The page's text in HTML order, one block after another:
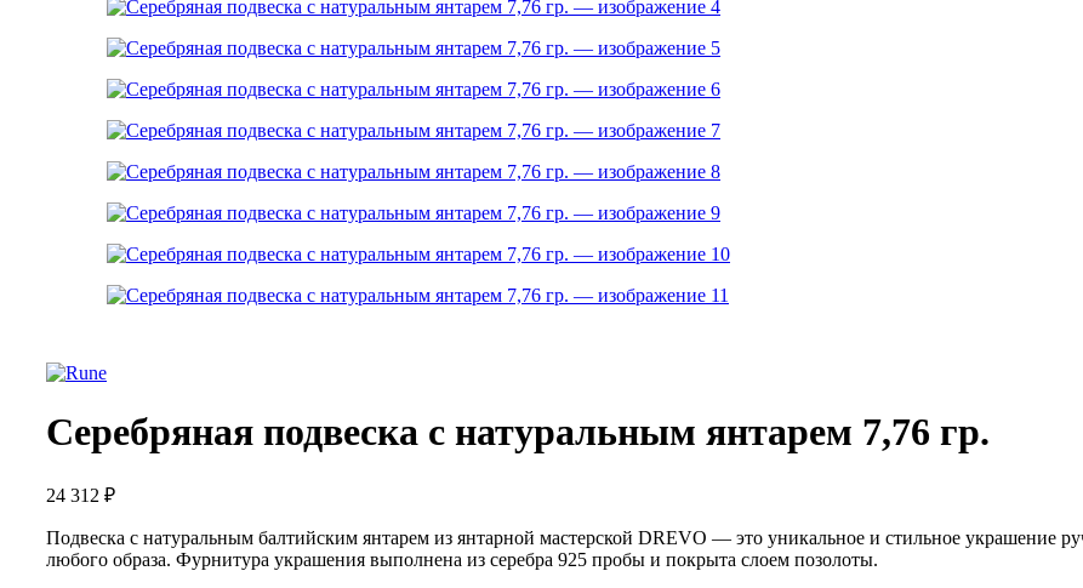
Серебряная подвеска с натуральным янтарем 7,76 гр.
24 312 ₽
Подвеска с натуральным балтийским янтарем из янтарной мастерской DREVO — это уникальное и стильное украшение
любого образа. Фурнитура украшения выполнена из серебра 925 пробы и покрыта слоем позолоты.